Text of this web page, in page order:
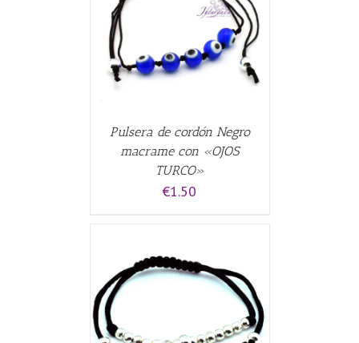
Pulsera de cordón Negro
macrame con «OJOS
TURCO»
€1.50